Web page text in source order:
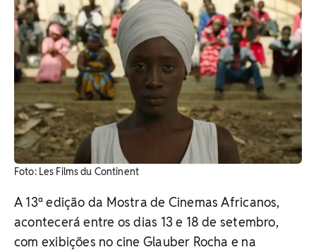
Foto: Les Films du Continent
A 13ª edição da Mostra de Cinemas Africanos,
acontecerá entre os dias 13 e 18 de setembro,
com exibições no cine Glauber Rocha e na